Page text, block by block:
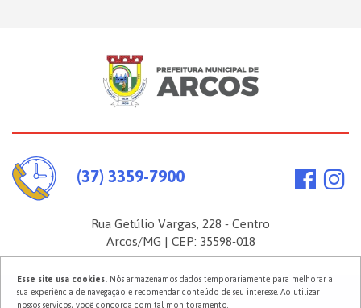
(37) 3359-7900
Rua Getúlio Vargas, 228 - Centro
Arcos/MG | CEP: 35598-018
2026 ©Prefeitura Municipal de Arcos. Todos os direitos reservados.
Esse site usa cookies.Nós armazenamos dados temporariamente para melhorar a
sua experiência de navegação e recomendar conteúdo de seu interesse. Ao utilizar